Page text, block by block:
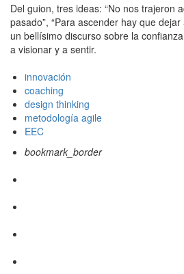
Del guion, tres ideas: “No nos trajeron
pasado”, “Para ascender hay que
un bellísimo discurso sobre la
a visionar y a sentir.
innovación
coaching
design thinking
metodología agile
EEC
bookmark_border